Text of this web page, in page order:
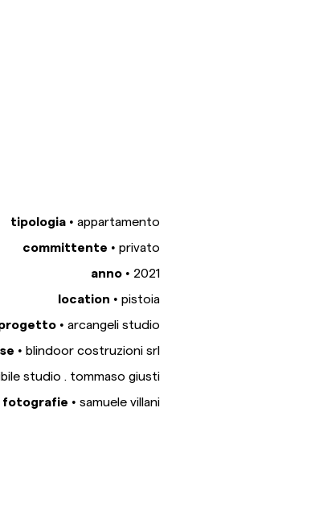
tipologia • appartamento
committente • privato
anno • 2021
location • pistoia
• arcangeli studio
• blindoor costruzioni srl
studio . tommaso giusti
fotografie • samuele villani